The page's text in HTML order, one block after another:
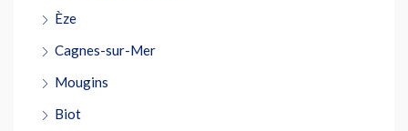
Èze
Cagnes-sur-Mer
Mougins
Biot